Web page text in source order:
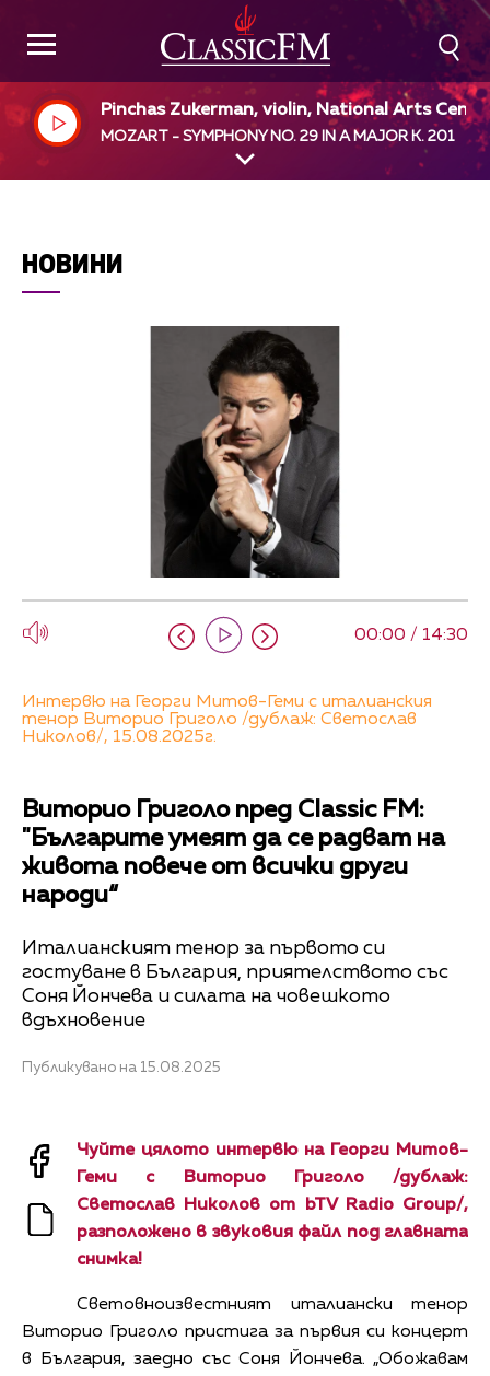
Pinchas Zukerman, violin, National Arts
Orchestra, Pinchas Zukerman, dir
MOZART - SYMPHONY NO. 29 IN A MAJOR K. 201
НОВИНИ
00:00 / 14:30
Интервю на Георги Митов-Геми с италианския
тенор Виторио Григоло /дублаж: Светослав
Николов/, 15.08.2025г.
Виторио Григоло пред Classic FM:
"Българите умеят да се радват на
живота повече от всички други
народи“
Италианският тенор за първото си
гостуване в България, приятелството със
Соня Йончева и силата на човешкото
вдъхновение
Публикувано на 15.08.2025
Чуйте цялото интервю на Георги Митов-
Геми с Виторио Григоло /дублаж:
Светослав Николов от bTV Radio Group/,
разположено в звуковия файл под главната
снимка!
Световноизвестният италиански тенор
Виторио Григоло пристига за първия си концерт
в България, заедно със Соня Йончева. „Обожавам